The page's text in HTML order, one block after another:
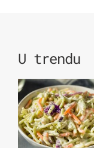
U trendu